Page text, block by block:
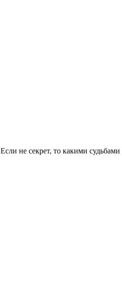
Если не секрет, то какими